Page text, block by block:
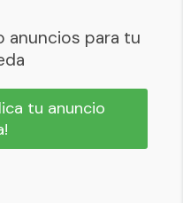
anuncios para tu
tu anuncio